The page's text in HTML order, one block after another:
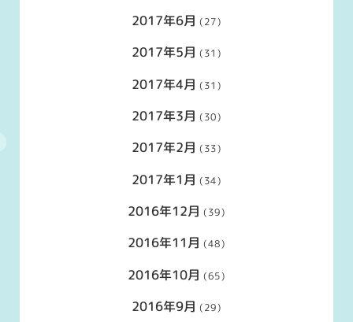
2017年6月 (27)
2017年5月 (31)
2017年4月 (31)
2017年3月 (30)
2017年2月 (33)
2017年1月 (34)
2016年12月 (39)
2016年11月 (48)
2016年10月 (65)
2016年9月 (29)